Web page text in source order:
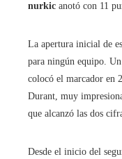
nurkic anotó con 11
La apertura inicial de
para ningún equipo.
colocó el marcador en
Durant, muy
que alcanzó las dos
Desde el inicio del